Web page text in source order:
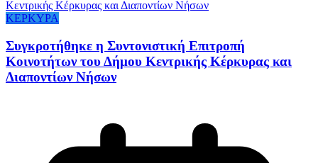
ΚΕΡΚΥΡΑ
Συγκροτήθηκε η Συντονιστική Επιτροπή
Κοινοτήτων του Δήμου Κεντρικής Κέρκυρας και
Διαποντίων Νήσων